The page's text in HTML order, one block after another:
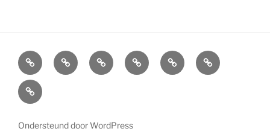
Arbeidsvoorwaarden
Carré
Onze
krijgsmacht
Ledenvoordelen
AfdelingenSymposium
Carré
Overzicht
Ondersteund door WordPress